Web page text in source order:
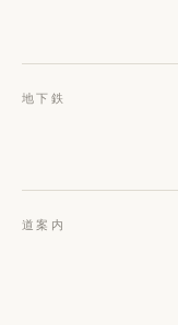
地下鉄
道案内